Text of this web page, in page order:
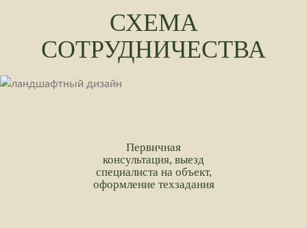
СХЕМА
СОТРУДНИЧЕСТВА
Первичная
консультация, выезд
специалиста на объект,
оформление техзадания